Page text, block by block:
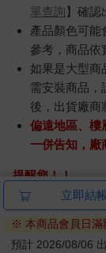
單查詢】確認
產品顏色可能
參考，商品依
如果是大型商
需安裝商品，
後，出貨廠商
偏遠地區、樓
一併告知，廠
提醒您！！
金石堂及銀行均
ATM提款機，請
退換貨須知：
立即結
※ 本商品會員日滿
預計 2026/08/06